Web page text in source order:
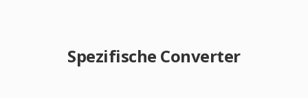
Spezifische Converter